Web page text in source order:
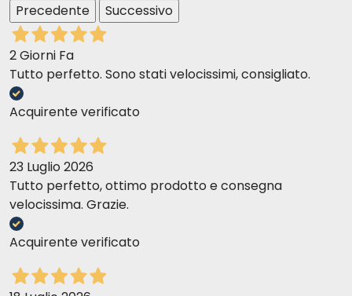
Precedente
Successivo
2 Giorni Fa
Tutto perfetto. Sono stati velocissimi, consigliato.
Acquirente verificato
23 Luglio 2026
Tutto perfetto, ottimo prodotto e consegna
velocissima. Grazie.
Acquirente verificato